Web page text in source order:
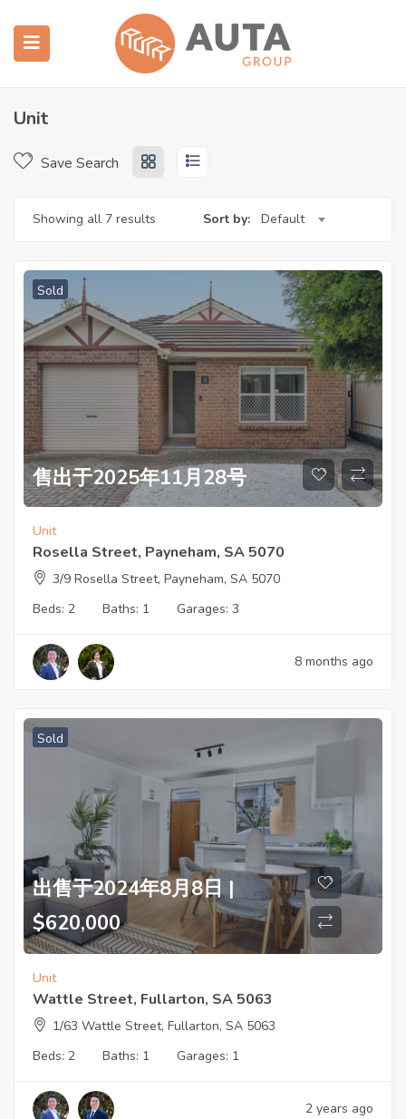
(房产中介)
(建造施工)
Unit
Save Search
Showing all 7 results Sort by: Default
Sold
售出于2025年11月28号
Unit
Rosella Street, Payneham, SA 5070
3/9 Rosella Street, Payneham, SA 5070
Beds: 2 Baths: 1 Garages: 3
8 months ago
Sold
出售于2024年8月8日 |
$620,000
Unit
Wattle Street, Fullarton, SA 5063
1/63 Wattle Street, Fullarton, SA 5063
Beds: 2 Baths: 1 Garages: 1
2 years ago